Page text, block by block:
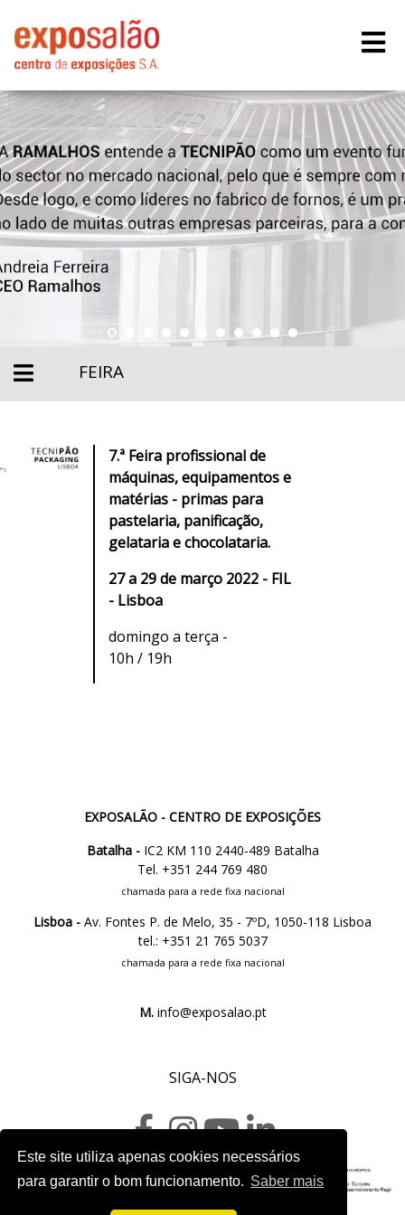
Este site utiliza apenas cookies necessários
para garantir o bom funcionamento. Saber mais
FEIRA
7.ª Feira profissional de
máquinas, equipamentos e
matérias - primas para
pastelaria, panificação,
gelataria e chocolataria.
27 a 29 de março 2022 - FIL
- Lisboa
domingo a terça -
10h / 19h
EXPOSALÃO - CENTRO DE EXPOSIÇÕES
Batalha -IC2 KM 110 2440-489 Batalha
Tel. +351 244 769 480
chamada para a rede fixa nacional
Lisboa - Av. Fontes P. de Melo, 35 - 7ºD, 1050-118 Lisboa
tel.: +351 21 765 5037
chamada para a rede fixa nacional
M.info@exposalao.pt
SIGA-NOS